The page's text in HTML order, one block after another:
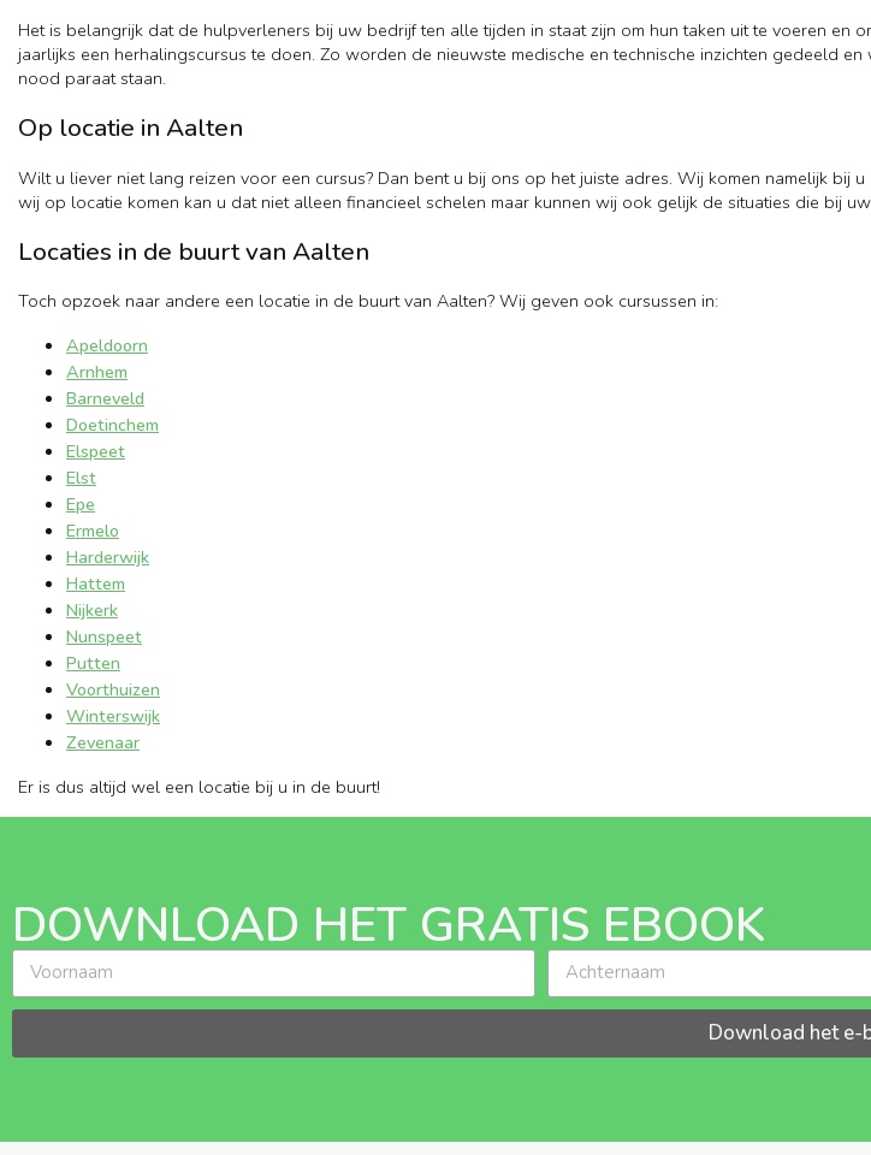
Het is belangrijk dat de hulpverleners bij uw bedrijf ten alle tijden in staat zijn om hun taken uit te voeren
jaarlijks een herhalingscursus te doen. Zo worden de nieuwste medische en technische inzichten gedeeld
nood paraat staan.
Op locatie in Aalten
Wilt u liever niet lang reizen voor een cursus? Dan bent u bij ons op het juiste adres. Wij komen namelijk
wij op locatie komen kan u dat niet alleen financieel schelen maar kunnen wij ook gelijk de situaties die bij
Locaties in de buurt van Aalten
Toch opzoek naar andere een locatie in de buurt van Aalten? Wij geven ook cursussen in:
Apeldoorn
Arnhem
Barneveld
Doetinchem
Elspeet
Elst
Epe
Ermelo
Harderwijk
Hattem
Nijkerk
Nunspeet
Putten
Voorthuizen
Winterswijk
Zevenaar
Er is dus altijd wel een locatie bij u in de buurt!
DOWNLOAD HET GRATIS EBOOK
Download het e-